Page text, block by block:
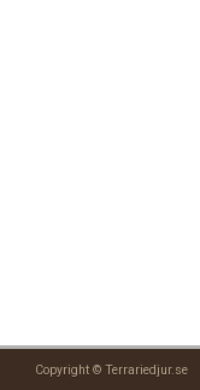
Copyright © Terrariedjur.se